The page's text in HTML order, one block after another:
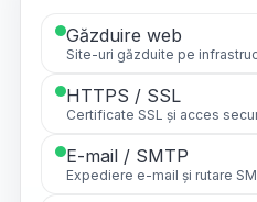
Găzduire web
Site-uri găzduite pe
HTTPS / SSL
Certificate SSL și acces
E-mail / SMTP
Expediere e-mail și rutare